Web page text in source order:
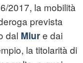
2017, la mobilità
prevista
dal Miure dai
la titolarità di